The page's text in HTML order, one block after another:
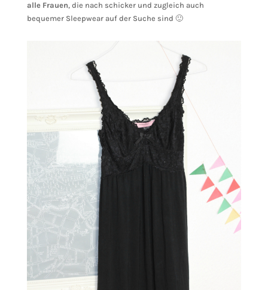
alle Frauen, die nach schicker und zugleich auch
bequemer Sleepwear auf der Suche sind 🙂